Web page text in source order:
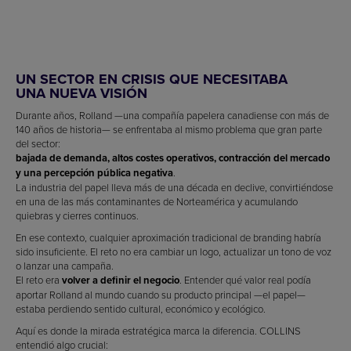
UN SECTOR EN CRISIS QUE NECESITABA
UNA NUEVA VISIÓN
Durante años, Rolland —una compañía papelera canadiense con más de
140 años de historia— se enfrentaba al mismo problema que gran parte
del sector:
bajada de demanda, altos costes operativos, contracción del mercado
y una percepción pública negativa.
La industria del papel lleva más de una década en declive, convirtiéndose
en una de las más contaminantes de Norteamérica y acumulando
quiebras y cierres continuos.
En ese contexto, cualquier aproximación tradicional de branding habría
sido insuficiente. El reto no era cambiar un logo, actualizar un tono de voz
o lanzar una campaña.
El reto era volver a definir el negocio. Entender qué valor real podía
aportar Rolland al mundo cuando su producto principal —el papel—
estaba perdiendo sentido cultural, económico y ecológico.
Aquí es donde la mirada estratégica marca la diferencia. COLLINS
entendió algo crucial: